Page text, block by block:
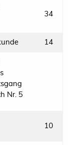
34
14
Nr. 5
10